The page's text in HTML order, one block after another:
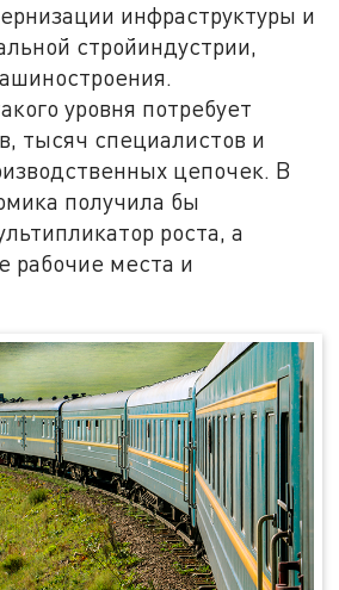
инфраструктуры и
стройиндустрии,
уровня потребует
тысяч специалистов и
цепочек. В
получила бы
роста, а
рабочие места и